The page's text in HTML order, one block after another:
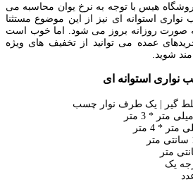
هیس با توجه به نرخ یوان محاسبه می
استوانه ای نیز از این موضوع مستثنا
به صورت روزانه بروز می شود. اما خوب است
عمده می توانید از تخفیف های ویژه
شوید.
استوانه ای
گیر | یک طرف نوار چسب
یک